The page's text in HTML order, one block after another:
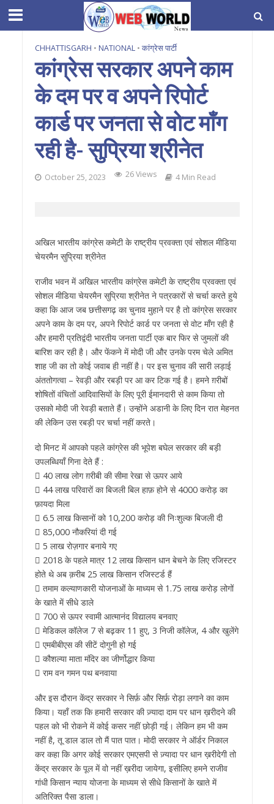
CHHATTISGARH • NATIONAL • कांग्रेस पार्टी
कांग्रेस सरकार अपने काम
के दम पर व अपने रिपोर्ट
कार्ड पर जनता से वोट माँग
रही है- सुप्रिया श्रीनेत
October 25, 2023 26 Views 4 Min Read
अखिल भारतीय कांग्रेस कमेटी के राष्ट्रीय प्रवक्ता एवं सोशल मीडिया
चेयरमैन सुप्रिया श्रीनेत
राजीव भवन में अखिल भारतीय कांग्रेस कमेटी के राष्ट्रीय प्रवक्ता एवं
सोशल मीडिया चेयरमैन सुप्रिया श्रीनेत ने पत्रकारों से चर्चा करते हुये
कहा कि आज जब छत्तीसगढ़ का चुनाव मुहाने पर है तो कांग्रेस सरकार
अपने काम के दम पर, अपने रिपोर्ट कार्ड पर जनता से वोट माँग रही है
और हमारी प्रतिद्वंदी भारतीय जनता पार्टी एक बार फिर से जुमलों की
बारिश कर रही है। और फेंकने में मोदी जी और उनके परम चेले अमित
शाह जी का तो कोई जवाब ही नहीं है। पर इस चुनाव की सारी लड़ाई
अंततोगत्वा – रेवड़ी और रबड़ी पर आ कर टिक गई है। हमने ग़रीबों
शोषितों वंचितों आदिवासियों के लिए पूरी ईमानदारी से काम किया तो
उसको मोदी जी रेवड़ी बताते हैं। उन्होंने अडानी के लिए दिन रात मेहनत
की लेकिन उस रबड़ी पर चर्चा नहीं करते।
दो मिनट में आपको पहले कांग्रेस की भूपेश बघेल सरकार की बड़ी
उपलब्धियाँ गिना देते हैं :
 40 लाख लोग ग़रीबी की सीमा रेखा से ऊपर आये
 44 लाख परिवारों का बिजली बिल हाफ़ होने से 4000 करोड़ का
फ़ायदा मिला
 6.5 लाख किसानों को 10,200 करोड़ की निःशुल्क बिजली दी
 85,000 नौकरियां दी गई
 5 लाख रोज़गार बनाये गए
 2018 के पहले मात्र 12 लाख किसान धान बेचने के लिए रजिस्टर
होते थे अब क़रीब 25 लाख किसान रजिस्टर्ड हैं
 तमाम कल्याणकारी योजनाओं के माध्यम से 1.75 लाख करोड़ लोगों
के खाते में सीधे डाले
 700 से ऊपर स्वामी आत्मानंद विद्यालय बनवाए
 मेडिकल कॉलेज 7 से बढ़कर 11 हुए, 3 निजी कॉलेज, 4 और खुलेंगे
 एमबीबीएस की सीटें दोगुनी हो गई
 कौशल्या माता मंदिर का जीर्णोद्धार किया
 राम वन गमन पथ बनवाया
और इस दौरान केंद्र सरकार ने सिर्फ़ और सिर्फ़ रोड़ा लगाने का काम
किया। यहाँ तक कि हमारी सरकार की ज़्यादा दाम पर धान ख़रीदने की
पहल को भी रोकने में कोई कसर नहीं छोड़ी गई। लेकिन हम भी कम
नहीं है, तू डाल डाल तो मैं पात पात। मोदी सरकार ने ऑर्डर निकाल
कर कहा कि अगर कोई सरकार एमएसपी से ज़्यादा पर धान ख़रीदेगी तो
केंद्र सरकार के पूल में वो नहीं ख़रीदा जायेगा, इसीलिए हमने राजीव
गांधी किसान न्याय योजना के माध्यम से सीधे किसानों के खाते में
अतिरिक्त पैसा डाला।